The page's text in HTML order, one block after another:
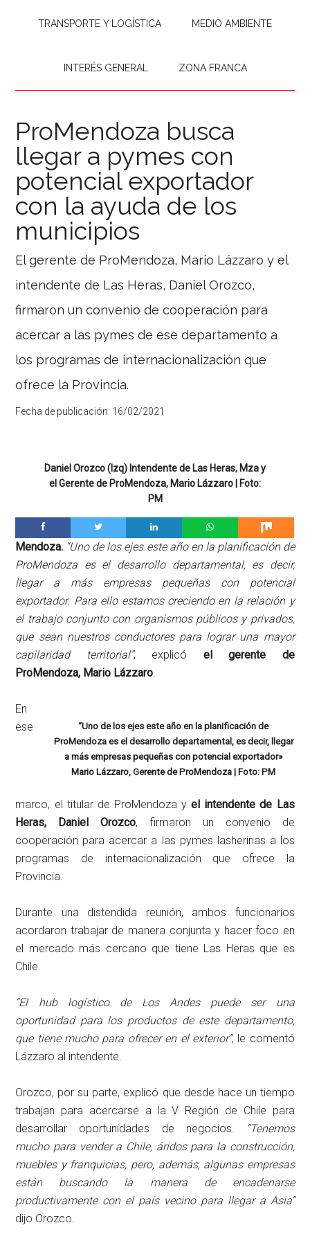
TRANSPORTE Y LOGÍSTICA MEDIO AMBIENTE
INTERÉS GENERAL ZONA FRANCA
ProMendoza busca
llegar a pymes con
potencial exportador
con la ayuda de los
municipios
El gerente de ProMendoza, Mario Lázzaro y el
intendente de Las Heras, Daniel Orozco,
firmaron un convenio de cooperación para
acercar a las pymes de ese departamento a
los programas de internacionalización que
ofrece la Provincia.
Fecha de publicación: 16/02/2021
Daniel Orozco (Izq) Intendente de Las Heras, Mza y
el Gerente de ProMendoza, Mario Lázzaro | Foto:
PM
Mendoza. “Uno de los ejes este año en la planificación de
ProMendoza es el desarrollo departamental, es decir,
llegar a más empresas pequeñas con potencial
exportador. Para ello estamos creciendo en la relación y
el trabajo conjunto con organismos públicos y privados,
que sean nuestros conductores para lograr una mayor
capilaridad territorial”, explicó el gerente de
ProMendoza, Mario Lázzaro.
“Uno de los ejes este año en la planificación de
ProMendoza es el desarrollo departamental, es decir, llegar
a más empresas pequeñas con potencial exportador»
Mario Lázzaro, Gerente de ProMendoza | Foto: PM
En
ese
marco, el titular de ProMendoza yel intendente de Las
Heras, Daniel Orozco, firmaron un convenio de
cooperación para acercar a las pymes lasherinas a los
programas de internacionalización que ofrece la
Provincia.
Durante una distendida reunión, ambos funcionarios
acordaron trabajar de manera conjunta y hacer foco en
el mercado más cercano que tiene Las Heras que es
Chile.
“El hub logístico de Los Andes puede ser una
oportunidad para los productos de este departamento,
que tiene mucho para ofrecer en el exterior”, le comentó
Lázzaro al intendente.
Orozco, por su parte, explicó que desde hace un tiempo
trabajan para acercarse a la V Región de Chile para
desarrollar oportunidades de negocios.
“Tenemos
mucho para vender a Chile, áridos para la construcción,
muebles y franquicias, pero, además, algunas empresas
están buscando la manera de encadenarse
productivamente con el país vecino para llegar a Asia”
dijo Orozco.